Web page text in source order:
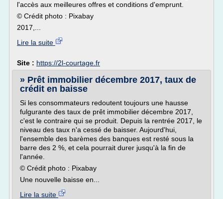
l'accès aux meilleures offres et conditions d'emprunt.
© Crédit photo : Pixabay
2017,...
Lire la suite
Site : https://2l-courtage.fr
» Prêt immobilier décembre 2017, taux de
crédit en baisse
Si les consommateurs redoutent toujours une hausse
fulgurante des taux de prêt immobilier décembre 2017,
c'est le contraire qui se produit. Depuis la rentrée 2017, le
niveau des taux n'a cessé de baisser. Aujourd'hui,
l'ensemble des barèmes des banques est resté sous la
barre des 2 %, et cela pourrait durer jusqu'à la fin de
l'année.
© Crédit photo : Pixabay
Une nouvelle baisse en...
Lire la suite